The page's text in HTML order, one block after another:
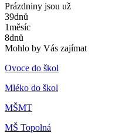
Prázdniny jsou už
39dnů
1měsíc
8dnů
Mohlo by Vás zajímat
Ovoce do škol
Mléko do škol
MŠMT
MŠ Topolná